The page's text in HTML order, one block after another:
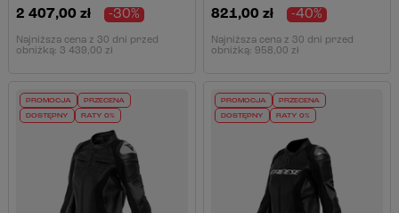
2 407,00 zł -30%
Najniższa cena z 30 dni przed
obniżką: 3 439,00 zł
821,00 zł -40%
Najniższa cena z 30 dni przed
obniżką: 958,00 zł
PROMOCJA PRZECENA
DOSTĘPNY RATY 0%
PROMOCJA PRZECENA
DOSTĘPNY RATY 0%